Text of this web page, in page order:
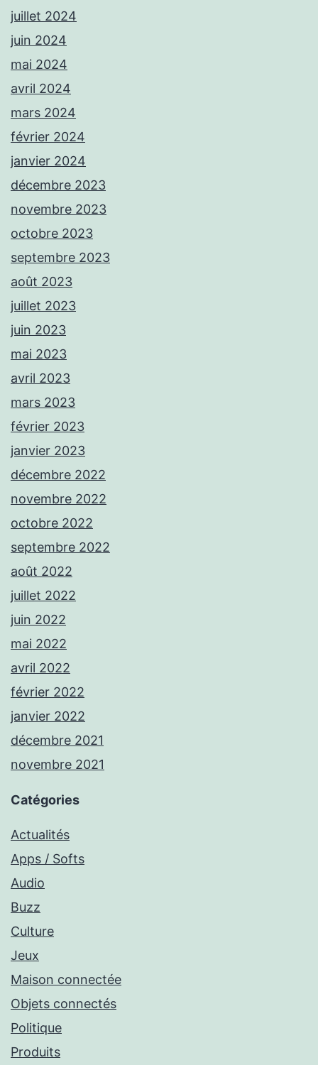
juillet 2024
juin 2024
mai 2024
avril 2024
mars 2024
février 2024
janvier 2024
décembre 2023
novembre 2023
octobre 2023
septembre 2023
août 2023
juillet 2023
juin 2023
mai 2023
avril 2023
mars 2023
février 2023
janvier 2023
décembre 2022
novembre 2022
octobre 2022
septembre 2022
août 2022
juillet 2022
juin 2022
mai 2022
avril 2022
février 2022
janvier 2022
décembre 2021
novembre 2021
Catégories
Actualités
Apps / Softs
Audio
Buzz
Culture
Jeux
Maison connectée
Objets connectés
Politique
Produits